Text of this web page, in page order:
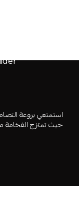
استمتعي بروعة
حيث تمتزج الفخامة